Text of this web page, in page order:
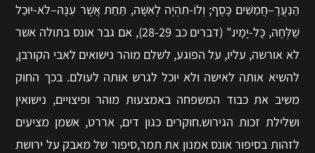
הַנַּעֲרָ–חֲמִשִּׁים כָּסֶף; וְלוֹ-תִהְיֶה לְאִשָּׁה, תַּחַת אֲשֶׁר עִנָּהּ–לֹא-יוּכַל
שַׁלְּחָהּ, כָּל-יָמָיו." (דברים כב 28-29), אם גבר אונס בתולה אשר
לא אורשה, עליו, על הפוגע, לשלם מוהר נישואים לאבי הקורבן,
להשיא אותה לאישה ולא יוכל לגרש אותה לעולם. בכך החוק
משיב את כבוד המשפחה באמצעות מוהר ופיצויים, נישואין
ושלילת זכות הגירוש.חוקרים כגון דים, אררט, אשמן מציעים
לזהות בסיפור אונס אמנון את תמר,סיפור של מאבק על ירושת